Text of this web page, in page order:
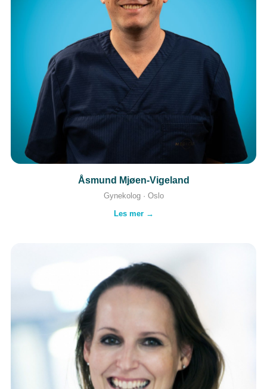
Åsmund Mjøen-Vigeland
Gynekolog · Oslo
Les mer →